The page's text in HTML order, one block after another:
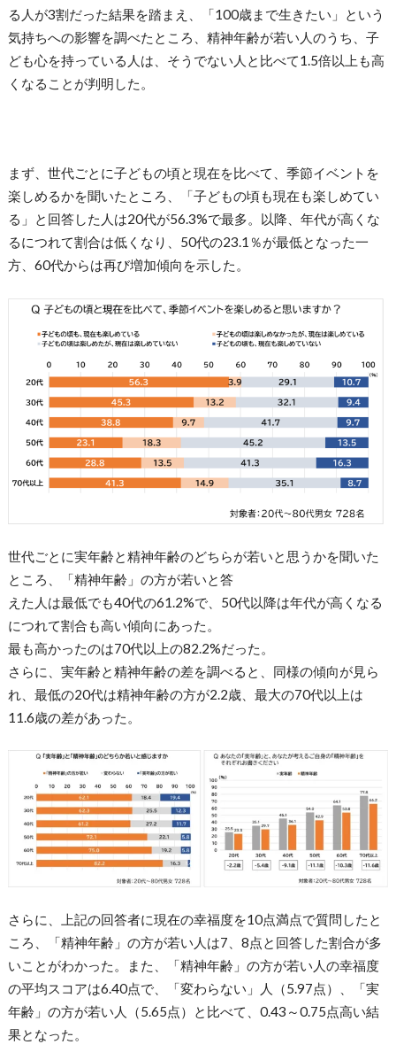
る人が3割だった結果を踏まえ、「100歳まで生きたい」という
気持ちへの影響を調べたところ、精神年齢が若い人のうち、子
ども心を持っている人は、そうでない人と比べて1.5倍以上も高
くなることが判明した。
まず、世代ごとに子どもの頃と現在を比べて、季節イベントを
楽しめるかを聞いたところ、「子どもの頃も現在も楽しめてい
る」と回答した人は20代が56.3%で最多。以降、年代が高くな
るにつれて割合は低くなり、50代の23.1％が最低となった一
方、60代からは再び増加傾向を示した。
世代ごとに実年齢と精神年齢のどちらが若いと思うかを聞いた
ところ、「精神年齢」の方が若いと答
えた人は最低でも40代の61.2%で、50代以降は年代が高くなる
につれて割合も高い傾向にあった。
最も高かったのは70代以上の82.2%だった。
さらに、実年齢と精神年齢の差を調べると、同様の傾向が見ら
れ、最低の20代は精神年齢の方が2.2歳、最大の70代以上は
11.6歳の差があった。
さらに、上記の回答者に現在の幸福度を10点満点で質問したと
ころ、「精神年齢」の方が若い人は7、8点と回答した割合が多
いことがわかった。また、「精神年齢」の方が若い人の幸福度
の平均スコアは6.40点で、「変わらない」人（5.97点）、「実
年齢」の方が若い人（5.65点）と比べて、0.43～0.75点高い結
果となった。